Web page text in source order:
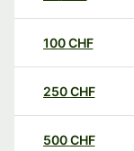
100CHF
250CHF
500CHF